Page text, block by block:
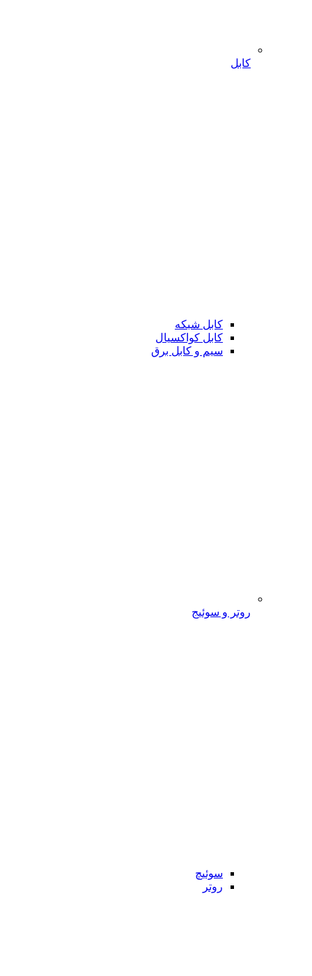
کابل
کابل شبکه
کابل کواکسیال
سیم و کابل برق
روتر و سوئیج
سوئیچ
روتر